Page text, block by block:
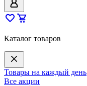
Каталог товаров
Товары на каждый день
Все акции